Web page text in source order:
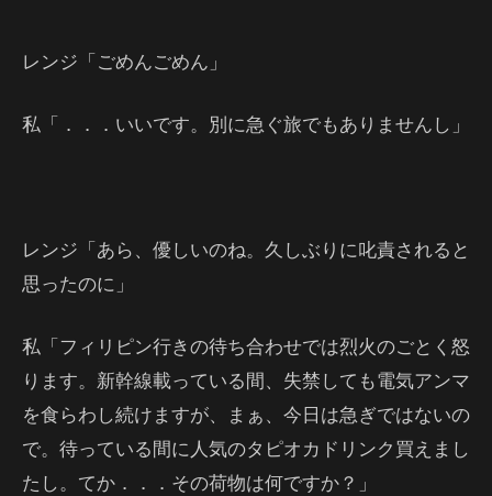
レンジ「ごめんごめん」
私「．．．いいです。別に急ぐ旅でもありませんし」
レンジ「あら、優しいのね。久しぶりに叱責されると
思ったのに」
私「フィリピン行きの待ち合わせでは烈火のごとく怒
ります。新幹線載っている間、失禁しても電気アンマ
を食らわし続けますが、まぁ、今日は急ぎではないの
で。待っている間に人気のタピオカドリンク買えまし
たし。てか．．．その荷物は何ですか？」